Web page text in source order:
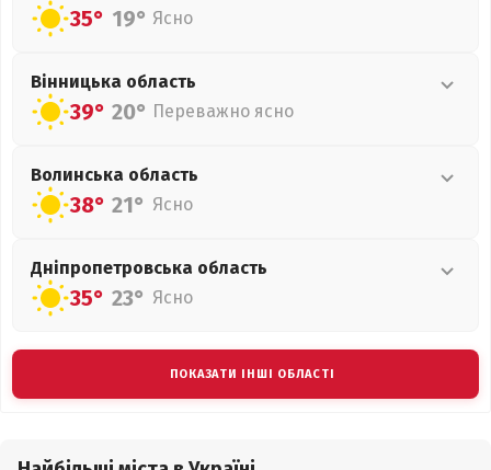
35° 19° Ясно
Вінницька область
39° 20° Переважно ясно
Волинська область
38° 21° Ясно
Дніпропетровська область
35° 23° Ясно
ПОКАЗАТИ ІНШІ ОБЛАСТІ